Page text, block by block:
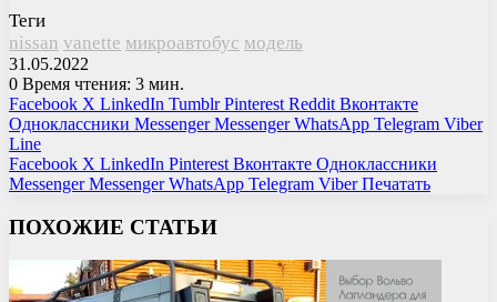
Теги
nissan vanette микроавтобус модель
31.05.2022
0 Время чтения: 3 мин.
Facebook X LinkedIn Tumblr Pinterest Reddit Вконтакте
Одноклассники Messenger Messenger WhatsApp Telegram Viber
Line
Facebook X LinkedIn Pinterest Вконтакте Одноклассники
Messenger Messenger WhatsApp Telegram Viber Печатать
ПОХОЖИЕ СТАТЬИ